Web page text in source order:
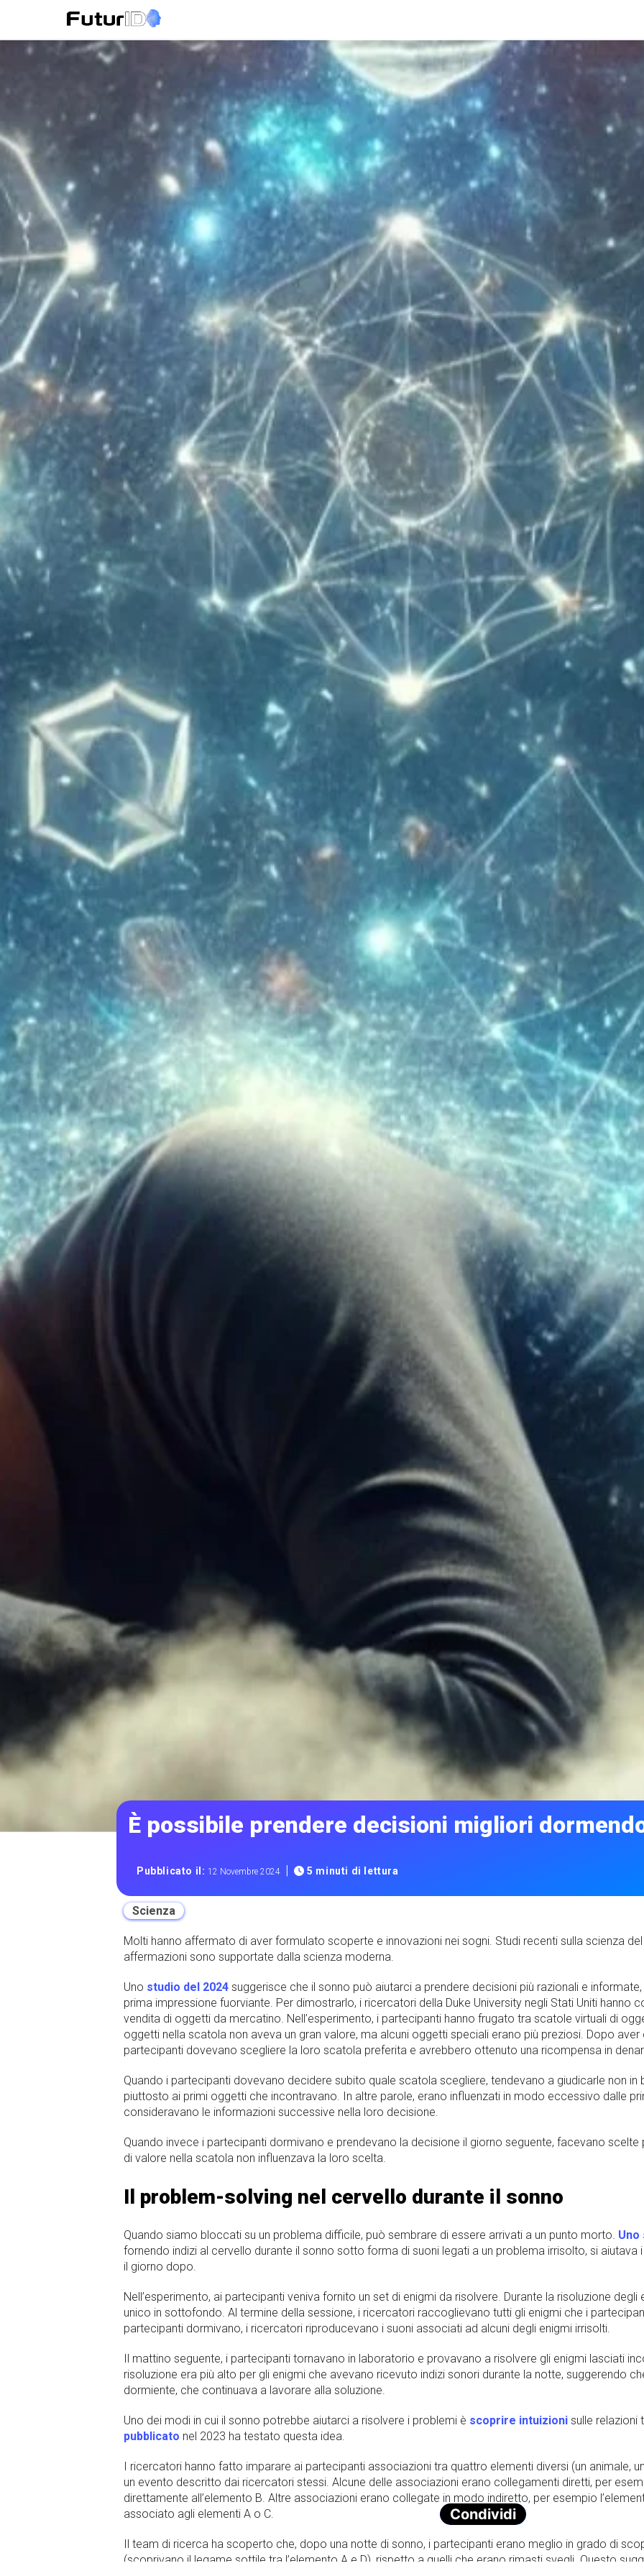
È possibile prendere decisioni migliori
Pubblicato il:12 Novembre 2024 | 5 minuti di lettura
Scienza
Molti hanno affermato di aver formulato scoperte e innovazioni nei sogni. Studi recenti sulla scienza
affermazioni sono supportate dalla scienza moderna.
Uno studio del 2024 suggerisce che il sonno può aiutarci a prendere decisioni più razionali e
prima impressione fuorviante. Per dimostrarlo, i ricercatori della Duke University negli Stati Uniti hanno
vendita di oggetti da mercatino. Nell’esperimento, i partecipanti hanno frugato tra scatole virtuali di
oggetti nella scatola non aveva un gran valore, ma alcuni oggetti speciali erano più preziosi. Dopo
partecipanti dovevano scegliere la loro scatola preferita e avrebbero ottenuto una ricompensa in
Quando i partecipanti dovevano decidere subito quale scatola scegliere, tendevano a giudicarle non
piuttosto ai primi oggetti che incontravano. In altre parole, erano influenzati in modo eccessivo dalle
consideravano le informazioni successive nella loro decisione.
Quando invece i partecipanti dormivano e prendevano la decisione il giorno seguente, facevano
di valore nella scatola non influenzava la loro scelta.
Il problem-solving nel cervello durante il sonno
Quando siamo bloccati su un problema difficile, può sembrare di essere arrivati ​​a un punto morto. Uno
fornendo indizi al cervello durante il sonno sotto forma di suoni legati a un problema irrisolto, si
il giorno dopo.
Nell’esperimento, ai partecipanti veniva fornito un set di enigmi da risolvere. Durante la risoluzione
unico in sottofondo. Al termine della sessione, i ricercatori raccoglievano tutti gli enigmi che i
partecipanti dormivano, i ricercatori riproducevano i suoni associati ad alcuni degli enigmi irrisolti.
Il mattino seguente, i partecipanti tornavano in laboratorio e provavano a risolvere gli enigmi lasciati
risoluzione era più alto per gli enigmi che avevano ricevuto indizi sonori durante la notte, suggerendo
dormiente, che continuava a lavorare alla soluzione.
Uno dei modi in cui il sonno potrebbe aiutarci a risolvere i problemi è scoprire intuizioni sulle relazioni
pubblicato nel 2023 ha testato questa idea.
I ricercatori hanno fatto imparare ai partecipanti associazioni tra quattro elementi diversi (un animale,
un evento descritto dai ricercatori stessi. Alcune delle associazioni erano collegamenti diretti, per
direttamente all’elemento B. Altre associazioni erano collegate in modo indiretto, per esempio
associato agli elementi A o C.
Il team di ricerca ha scoperto che, dopo una notte di sonno, i partecipanti erano meglio in grado di
(scoprivano il legame sottile tra l’elemento A e D), rispetto a quelli che erano rimasti svegli. Questo
Condividi